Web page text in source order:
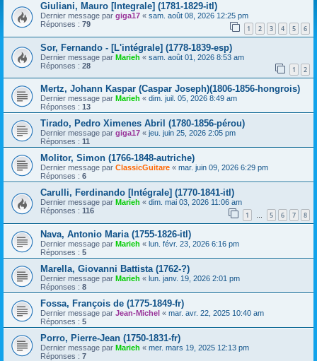
Giuliani, Mauro [Integrale] (1781-1829-itl)
Dernier message par giga17 « sam. août 08, 2026 12:25 pm
Réponses : 79 1 2 3 4 5 6
Sor, Fernando - [L'intégrale] (1778-1839-esp)
Dernier message par Marieh « sam. août 01, 2026 8:53 am
Réponses : 28 1 2
Mertz, Johann Kaspar (Caspar Joseph)(1806-1856-hongrois)
Dernier message par Marieh « dim. juil. 05, 2026 8:49 am
Réponses : 13
Tirado, Pedro Ximenes Abril (1780-1856-pérou)
Dernier message par giga17 « jeu. juin 25, 2026 2:05 pm
Réponses : 11
Molitor, Simon (1766-1848-autriche)
Dernier message par ClassicGuitare « mar. juin 09, 2026 6:29 pm
Réponses : 6
Carulli, Ferdinando [Intégrale] (1770-1841-itl)
Dernier message par Marieh « dim. mai 03, 2026 11:06 am
Réponses : 116 1 … 5 6 7 8
Nava, Antonio Maria (1755-1826-itl)
Dernier message par Marieh « lun. févr. 23, 2026 6:16 pm
Réponses : 5
Marella, Giovanni Battista (1762-?)
Dernier message par Marieh « lun. janv. 19, 2026 2:01 pm
Réponses : 8
Fossa, François de (1775-1849-fr)
Dernier message par Jean-Michel « mar. avr. 22, 2025 10:40 am
Réponses : 5
Porro, Pierre-Jean (1750-1831-fr)
Dernier message par Marieh « mer. mars 19, 2025 12:13 pm
Réponses : 7